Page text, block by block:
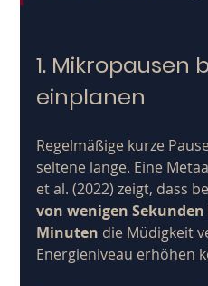
1. Mikropausen
einplanen
Regelmäßige kurze
seltene lange. Eine
et al. (2022) zeigt, dass
von wenigen Sekunden
Minuten die Müdigkeit
Energieniveau erhöhen